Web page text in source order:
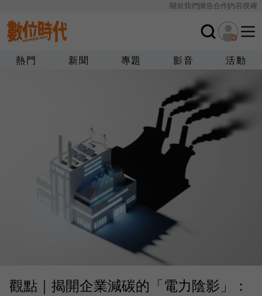
關於我們廣告合作內容授權
熱門 新聞 專題 影音 活動
觀點｜揭開企業減碳的「電力陰影」：